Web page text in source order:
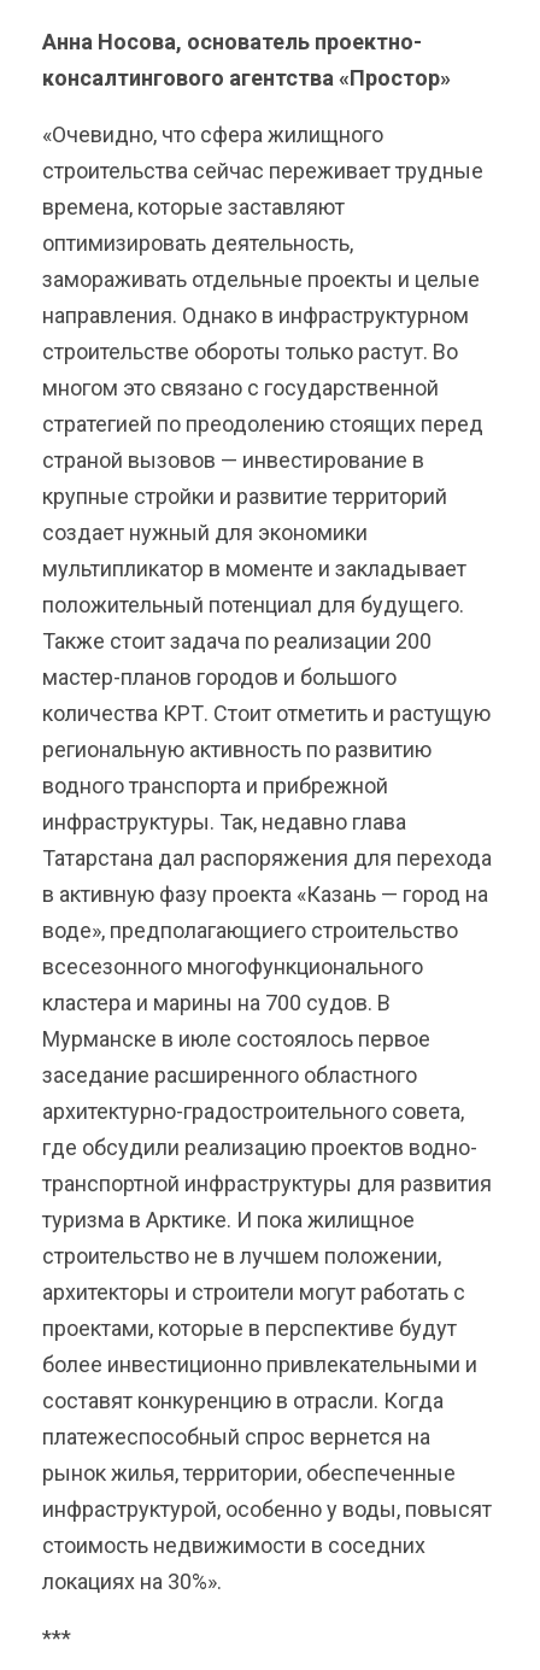
Анна Носова, основатель проектно-
консалтингового агентства «Простор»
«Очевидно, что сфера жилищного
строительства сейчас переживает трудные
времена, которые заставляют
оптимизировать деятельность,
замораживать отдельные проекты и целые
направления. Однако в инфраструктурном
строительстве обороты только растут. Во
многом это связано с государственной
стратегией по преодолению стоящих перед
страной вызовов — инвестирование в
крупные стройки и развитие территорий
создает нужный для экономики
мультипликатор в моменте и закладывает
положительный потенциал для будущего.
Также стоит задача по реализации 200
мастер-планов городов и большого
количества КРТ. Стоит отметить и растущую
региональную активность по развитию
водного транспорта и прибрежной
инфраструктуры. Так, недавно глава
Татарстана дал распоряжения для перехода
в активную фазу проекта «Казань — город на
воде», предполагающиего строительство
всесезонного многофункционального
кластера и марины на 700 судов. В
Мурманске в июле состоялось первое
заседание расширенного областного
архитектурно-градостроительного совета,
где обсудили реализацию проектов водно-
транспортной инфраструктуры для развития
туризма в Арктике. И пока жилищное
строительство не в лучшем положении,
архитекторы и строители могут работать с
проектами, которые в перспективе будут
более инвестиционно привлекательными и
составят конкуренцию в отрасли. Когда
платежеспособный спрос вернется на
рынок жилья, территории, обеспеченные
инфраструктурой, особенно у воды, повысят
стоимость недвижимости в соседних
локациях на 30%».
***